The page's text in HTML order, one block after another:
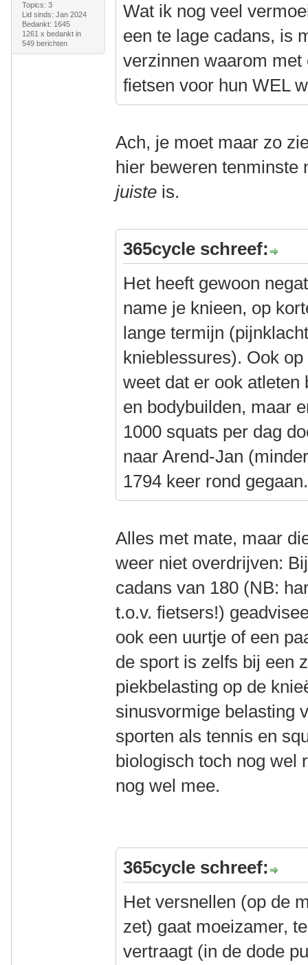
Topics: 3
Lid sinds: Jan 2024
Bedankt: 1645
1261 x bedankt in
549 berichten
Wat ik nog veel
een te lage cadans, is
verzinnen waarom
fietsen voor hun WEL
Ach, je moet maar zo
hier beweren
juiste is.
365cycle schreef:
Het heeft gewoon
name je knieen, op
lange termijn
knieblessures). Ook
weet dat er ook atleten
en bodybuilden, maar
1000 squats per dag
naar Arend-Jan
1794 keer rond gegaan.
Alles met mate, maar
weer niet overdrijven:
cadans van 180 (NB:
t.o.v. fietsers!)
ook een uurtje of een
de sport is zelfs bij een
piekbelasting op de
sinusvormige belasting
sporten als tennis en
biologisch toch nog wel
nog wel mee.
365cycle schreef:
Het versnellen (op de
zet) gaat moeizamer,
vertraagt (in de dode